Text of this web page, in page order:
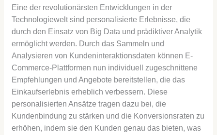
Eine der revolutionärsten Entwicklungen in der
Technologiewelt sind personalisierte Erlebnisse, die
durch den Einsatz von Big Data und prädiktiver Analytik
ermöglicht werden. Durch das Sammeln und
Analysieren von Kundeninteraktionsdaten können E-
Commerce-Plattformen nun individuell zugeschnittene
Empfehlungen und Angebote bereitstellen, die das
Einkaufserlebnis erheblich verbessern. Diese
personalisierten Ansätze tragen dazu bei, die
Kundenbindung zu stärken und die Konversionsraten zu
erhöhen, indem sie den Kunden genau das bieten, was